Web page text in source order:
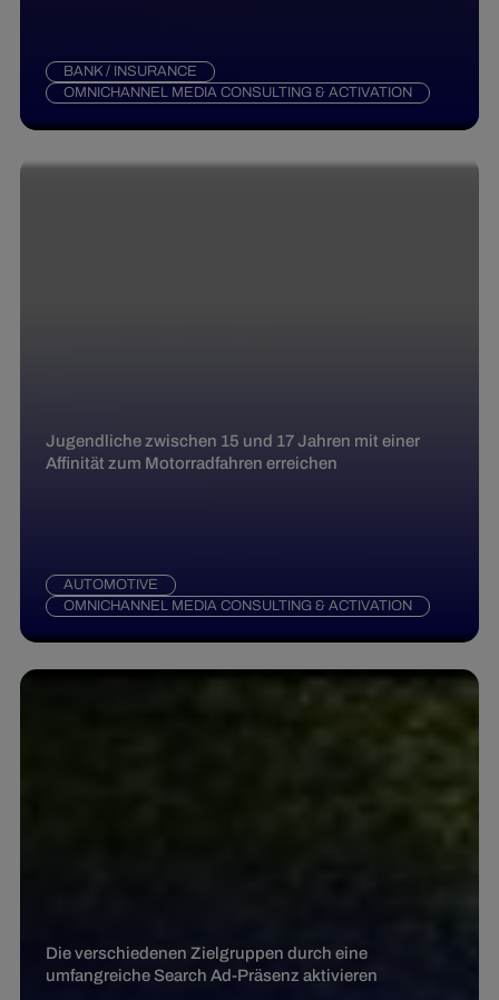
BANK / INSURANCE
OMNICHANNEL MEDIA CONSULTING & ACTIVATION
Jugendliche zwischen 15 und 17 Jahren mit einer
Affinität zum Motorradfahren erreichen
AUTOMOTIVE
OMNICHANNEL MEDIA CONSULTING & ACTIVATION
Die verschiedenen Zielgruppen durch eine
umfangreiche Search Ad-Präsenz aktivieren